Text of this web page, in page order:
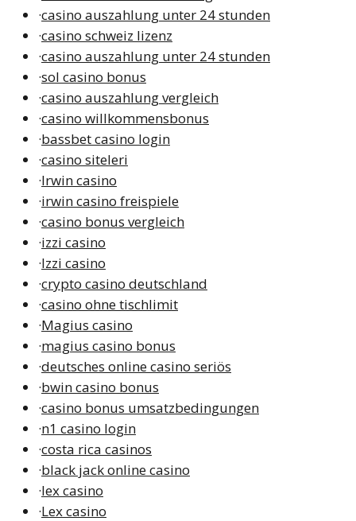
·casino auszahlung unter 24 stunden
·casino schweiz lizenz
·casino auszahlung unter 24 stunden
·sol casino bonus
·casino auszahlung vergleich
·casino willkommensbonus
·bassbet casino login
·casino siteleri
·Irwin casino
·irwin casino freispiele
·casino bonus vergleich
·izzi casino
·Izzi casino
·crypto casino deutschland
·casino ohne tischlimit
·Magius casino
·magius casino bonus
·deutsches online casino seriös
·bwin casino bonus
·casino bonus umsatzbedingungen
·n1 casino login
·costa rica casinos
·black jack online casino
·lex casino
·Lex casino